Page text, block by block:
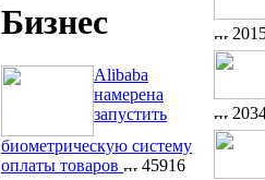
Бизнес
Alibaba
намерена
запустить
биометрическую систему
оплаты товаров
45916